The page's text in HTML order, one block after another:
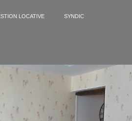
LOCATIVE SYNDIC